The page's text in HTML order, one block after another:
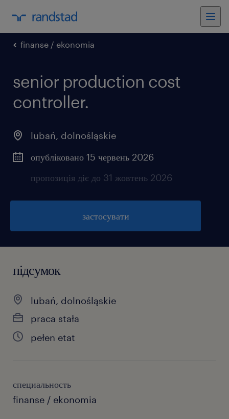
finanse / ekonomia
senior production cost
controller.
lubań, dolnośląskie
опубліковано 15 червень 2026
пропозиція діє до 31 жовтень 2026
застосувати
підсумок
lubań, dolnośląskie
praca stała
pełen etat
специальность
finanse / ekonomia